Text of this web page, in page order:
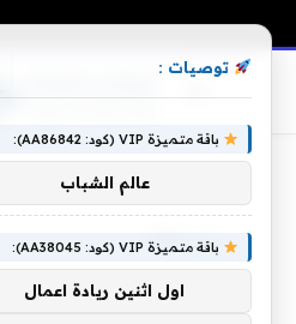
بنات
توصيات :
باقة متميزة VIP (كود: AA86842):
عالم الشباب
باقة متميزة VIP (كود: AA38045):
اول اثنين ريادة اعمال